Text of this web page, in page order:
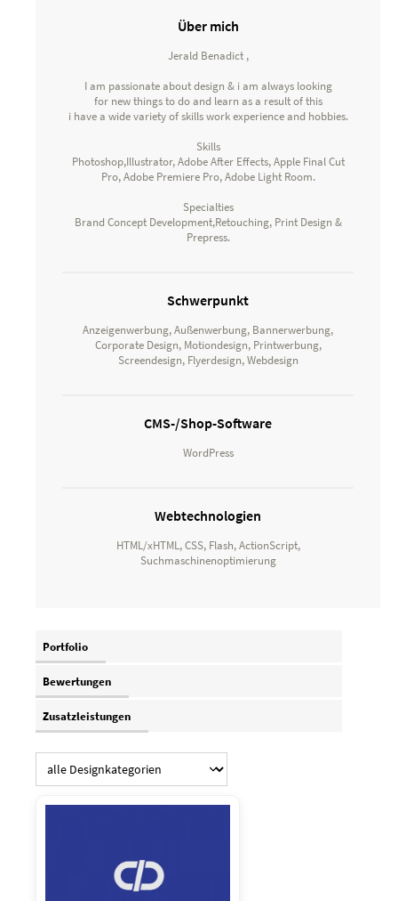
Über mich
Jerald Benadict ,
I am passionate about design & i am always looking
for new things to do and learn as a result of this
i have a wide variety of skills work experience and hobbies.
Skills
Photoshop,Illustrator, Adobe After Effects, Apple Final Cut
Pro, Adobe Premiere Pro, Adobe Light Room.
Specialties
Brand Concept Development,Retouching, Print Design &
Prepress.
Schwerpunkt
Anzeigenwerbung, Außenwerbung, Bannerwerbung,
Corporate Design, Motiondesign, Printwerbung,
Screendesign, Flyerdesign, Webdesign
CMS-/Shop-Software
WordPress
Webtechnologien
HTML/xHTML, CSS, Flash, ActionScript,
Suchmaschinenoptimierung
Portfolio
Bewertungen
Zusatzleistungen